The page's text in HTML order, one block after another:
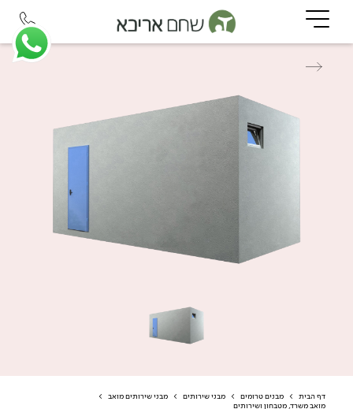
דף הבית > מבנים טרומים > מבני שירותים > מבני שירותים מואב
>
מואב משרד, מטבחון ושירותים